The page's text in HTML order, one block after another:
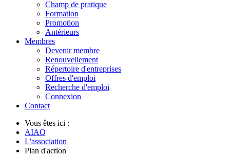
Champ de pratique
Formation
Promotion
Antérieurs
Membres
Devenir membre
Renouvellement
Répertoire d'entreprises
Offres d'emploi
Recherche d'emploi
Connexion
Contact
Vous êtes ici :
AIAQ
L'association
Plan d'action